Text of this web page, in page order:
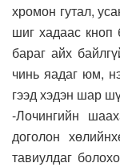
хромон гутал,
шиг хадаас кноп
бараг айх
чинь яадаг юм,
гээд хэдэн шар
-Лочингийн
доголон
тавиулдаг